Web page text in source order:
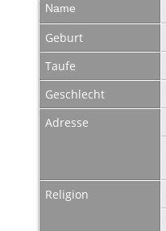
Name
Geburt
Taufe
Geschlecht
Adresse
Religion